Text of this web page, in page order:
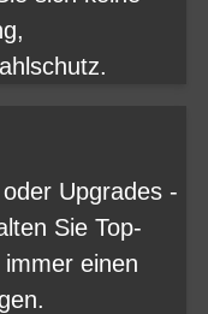
Upgrades -
Sie Top-
einen